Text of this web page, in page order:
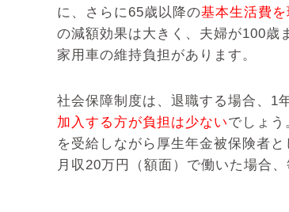
に、さらに65歳以降の基本生活費
の減額効果は大きく、夫婦が100歳
家用車の維持負担があります。
社会保障制度は、退職する場合、1
加入する方が負担は少ないでしょ
を受給しながら厚生年金被保険者
月収20万円（額面）で働いた場合